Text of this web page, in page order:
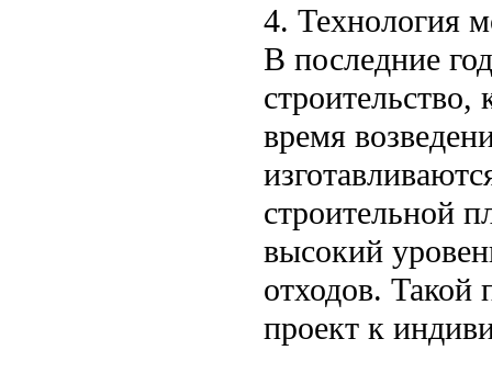
4. Технология
В последние
строительство,
время
строительной
высокий
отходов. Такой
проект к